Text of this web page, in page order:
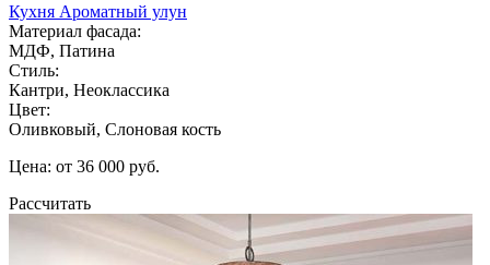
Кухня Ароматный улун
Материал фасада:
МДФ, Патина
Стиль:
Кантри, Неоклассика
Цвет:
Оливковый, Слоновая кость
Цена: от 36 000 руб.
Рассчитать